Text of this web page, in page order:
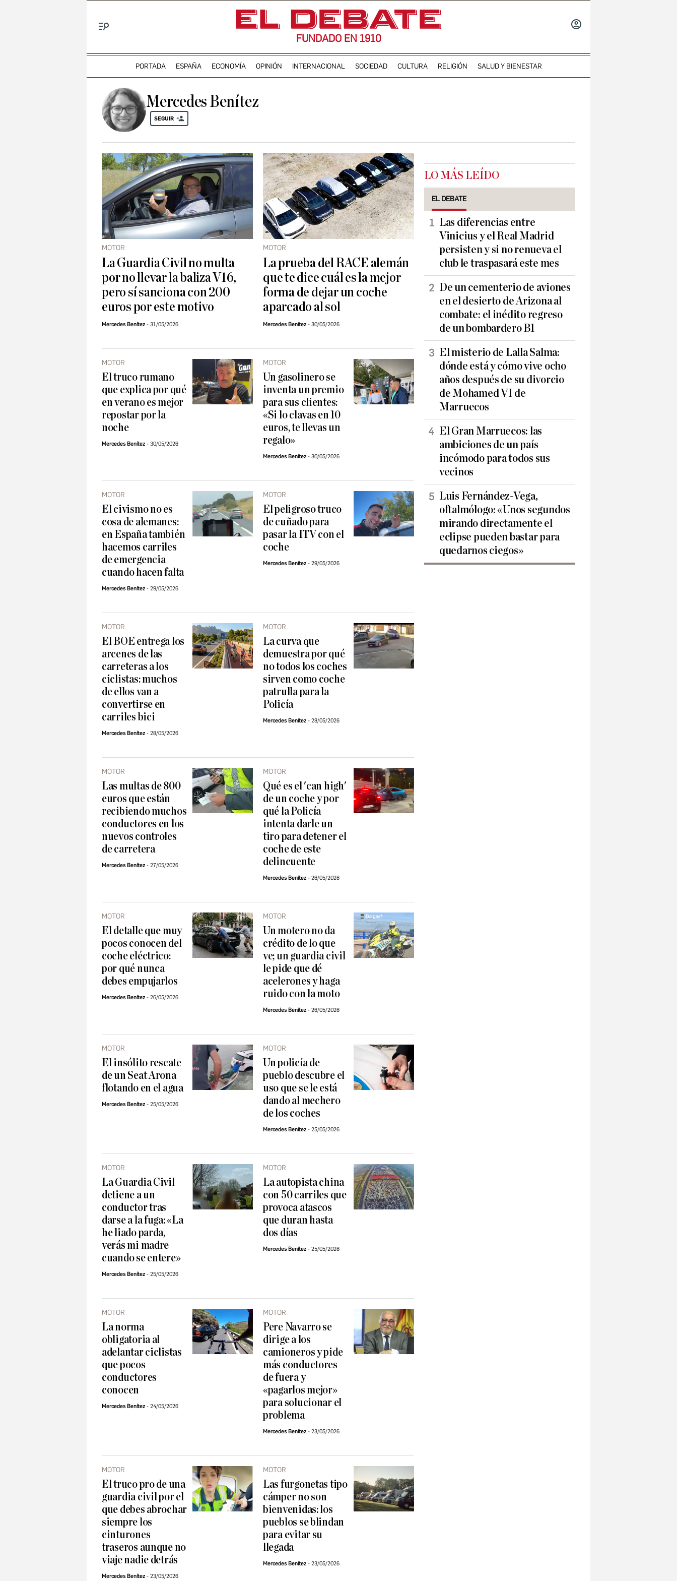
FUNDADO EN 1910
PORTADA ESPAÑA ECONOMÍA OPINIÓN INTERNACIONAL SOCIEDAD CULTURA RELIGIÓN SALUD Y BIENESTAR
Mercedes Benítez
SEGUIR
MOTOR
La Guardia Civil no multa
por no llevar la baliza V16,
pero sí sanciona con 200
euros por este motivo
Mercedes Benítez 31/05/2026
MOTOR
La prueba del RACE alemán
que te dice cuál es la mejor
forma de dejar un coche
aparcado al sol
Mercedes Benítez 30/05/2026
MOTOR
El truco rumano
que explica por qué
en verano es mejor
repostar por la
noche
Mercedes Benítez 30/05/2026
MOTOR
Un gasolinero se
inventa un premio
para sus clientes:
«Si lo clavas en 10
euros, te llevas un
regalo»
Mercedes Benítez 30/05/2026
MOTOR
El civismo no es
cosa de alemanes:
en España también
hacemos carriles
de emergencia
cuando hacen falta
Mercedes Benítez 29/05/2026
MOTOR
El peligroso truco
de cuñado para
pasar la ITV con el
coche
Mercedes Benítez 29/05/2026
MOTOR
El BOE entrega los
arcenes de las
carreteras a los
ciclistas: muchos
de ellos van a
convertirse en
carriles bici
Mercedes Benítez 28/05/2026
MOTOR
La curva que
demuestra por qué
no todos los coches
sirven como coche
patrulla para la
Policía
Mercedes Benítez 28/05/2026
MOTOR
Las multas de 800
euros que están
recibiendo muchos
conductores en los
nuevos controles
de carretera
Mercedes Benítez 27/05/2026
MOTOR
Qué es el 'can high'
de un coche y por
qué la Policía
intenta darle un
tiro para detener el
coche de este
delincuente
Mercedes Benítez 26/05/2026
MOTOR
El detalle que muy
pocos conocen del
coche eléctrico:
por qué nunca
debes empujarlos
Mercedes Benítez 26/05/2026
MOTOR
Un motero no da
crédito de lo que
ve; un guardia civil
le pide que dé
acelerones y haga
ruido con la moto
Mercedes Benítez 26/05/2026
MOTOR
El insólito rescate
de un Seat Arona
flotando en el agua
Mercedes Benítez 25/05/2026
MOTOR
Un policía de
pueblo descubre el
uso que se le está
dando al mechero
de los coches
Mercedes Benítez 25/05/2026
MOTOR
La Guardia Civil
detiene a un
conductor tras
darse a la fuga: «La
he liado parda,
verás mi madre
cuando se entere»
Mercedes Benítez 25/05/2026
MOTOR
La autopista china
con 50 carriles que
provoca atascos
que duran hasta
dos días
Mercedes Benítez 25/05/2026
MOTOR
La norma
obligatoria al
adelantar ciclistas
que pocos
conductores
conocen
Mercedes Benítez 24/05/2026
MOTOR
Pere Navarro se
dirige a los
camioneros y pide
más conductores
de fuera y
«pagarlos mejor»
para solucionar el
problema
Mercedes Benítez 23/05/2026
MOTOR
El truco pro de una
guardia civil por el
que debes abrochar
siempre los
cinturones
traseros aunque no
viaje nadie detrás
Mercedes Benítez 23/05/2026
MOTOR
Las furgonetas tipo
cámper no son
bienvenidas: los
pueblos se blindan
para evitar su
llegada
Mercedes Benítez 23/05/2026
LO MÁS LEÍDO
EL DEBATE
Las diferencias entre
Vinicius y el Real Madrid
persisten y si no renueva el
club le traspasará este mes
De un cementerio de aviones
en el desierto de Arizona al
combate: el inédito regreso
de un bombardero B1
El misterio de Lalla Salma:
dónde está y cómo vive ocho
años después de su divorcio
de Mohamed VI de
Marruecos
El Gran Marruecos: las
ambiciones de un país
incómodo para todos sus
vecinos
Luis Fernández-Vega,
oftalmólogo: «Unos segundos
mirando directamente el
eclipse pueden bastar para
quedarnos ciegos»